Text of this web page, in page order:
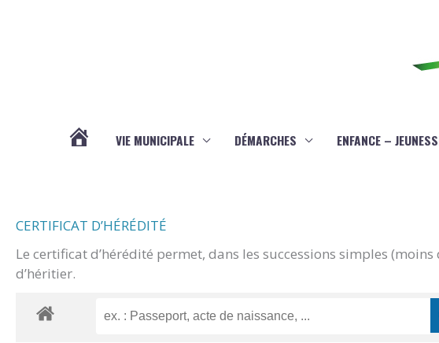
VIE MUNICIPALE DÉMARCHES ENFANCE –
CERTIFICAT D’HÉRÉDITÉ
Le certificat d’hérédité permet, dans les successions simples
d’héritier.